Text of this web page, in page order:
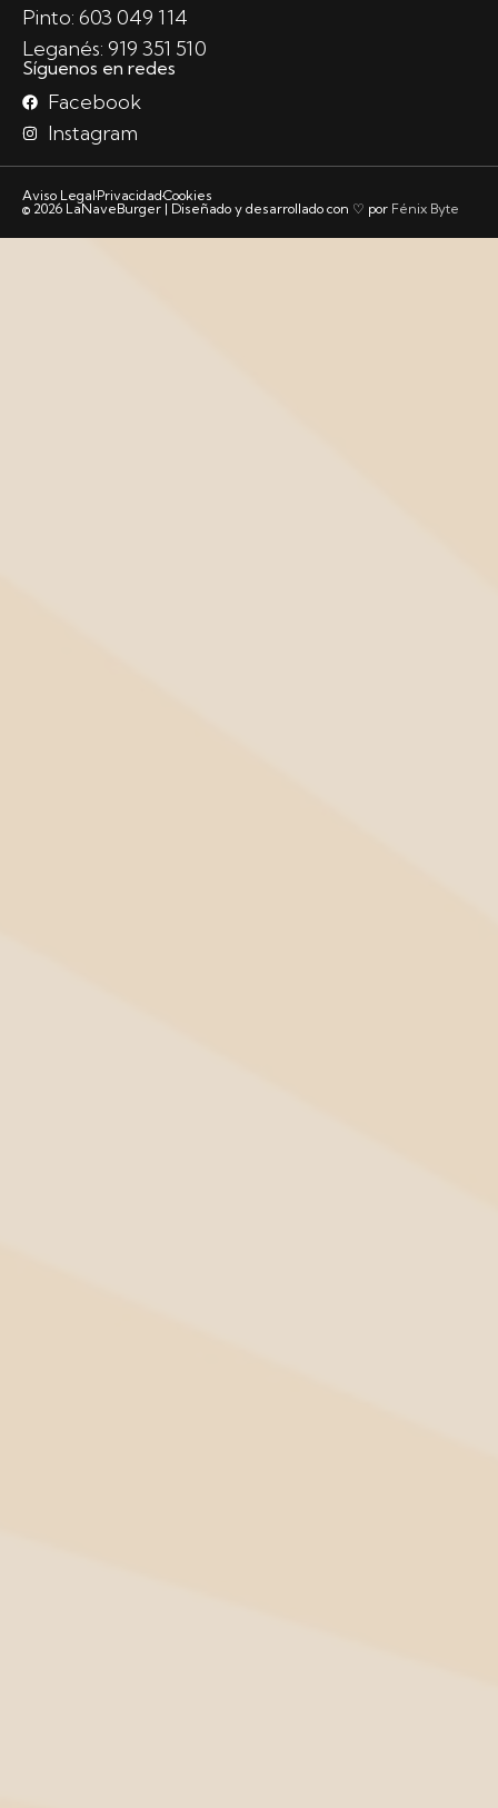
Pinto: 603 049 114
Leganés: 919 351 510
Síguenos en redes
Facebook
Instagram
Aviso Legal PrivacidadCookies
© 2026 LaNaveBurger | Diseñado y desarrollado con ♡ por Fénix Byte